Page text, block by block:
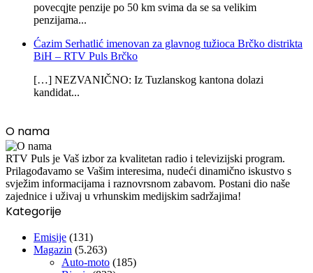
povecqjte penzije po 50 km svima da se sa velikim
penzijama...
Ćazim Serhatlić imenovan za glavnog tužioca Brčko distrikta
BiH – RTV Puls Brčko
[…] NEZVANIČNO: Iz Tuzlanskog kantona dolazi
kandidat...
O nama
RTV Puls je Vaš izbor za kvalitetan radio i televizijski program.
Prilagođavamo se Vašim interesima, nudeći dinamično iskustvo s
svježim informacijama i raznovrsnom zabavom. Postani dio naše
zajednice i uživaj u vrhunskim medijskim sadržajima!
Kategorije
Emisije (131)
Magazin (5.263)
Auto-moto (185)